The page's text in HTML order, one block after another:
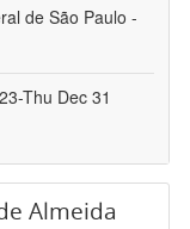
de São Paulo -
Thu Dec 31
Almeida